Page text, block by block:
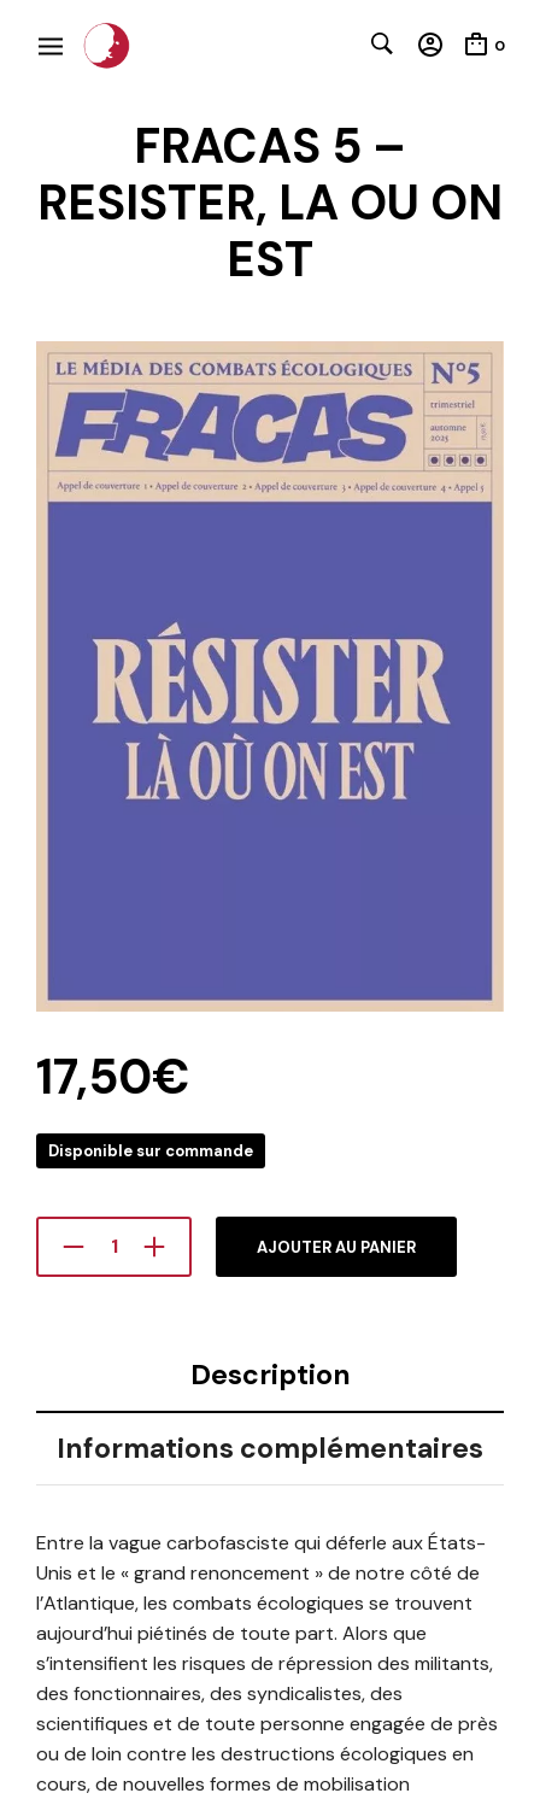
0
FRACAS 5 –
RESISTER, LA OU ON
EST
17,50€
Disponible sur commande
AJOUTER AU PANIER
Description
Informations complémentaires
Entre la vague carbofasciste qui déferle aux États-
Unis et le « grand renoncement » de notre côté de
l’Atlantique, les combats écologiques se trouvent
aujourd’hui piétinés de toute part. Alors que
s’intensifient les risques de répression des militants,
des fonctionnaires, des syndicalistes, des
scientifiques et de toute personne engagée de près
ou de loin contre les destructions écologiques en
cours, de nouvelles formes de mobilisation